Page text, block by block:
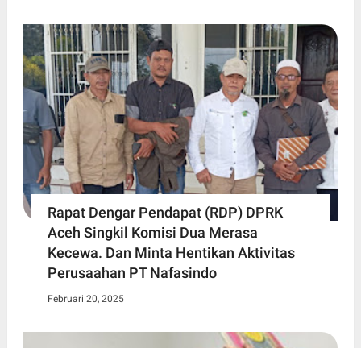
Rapat Dengar Pendapat (RDP) DPRK
Aceh Singkil Komisi Dua Merasa
Kecewa. Dan Minta Hentikan Aktivitas
Perusaahan PT Nafasindo
Februari 20, 2025